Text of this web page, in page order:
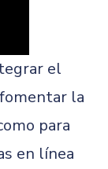
el
la
para
en línea